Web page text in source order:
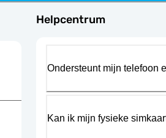
Helpcentrum
Ondersteunt mijn telefoon
Kan ik mijn fysieke